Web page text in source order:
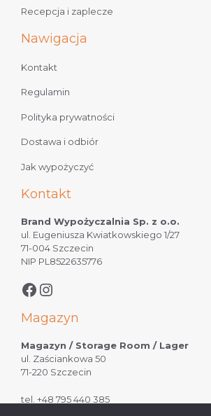
Recepcja i zaplecze
Nawigacja
Kontakt
Regulamin
Polityka prywatności
Dostawa i odbiór
Jak wypożyczyć
Kontakt
Brand Wypożyczalnia Sp. z o.o.
ul. Eugeniusza Kwiatkowskiego 1/27
71-004 Szczecin
NIP PL8522635776
Magazyn
Magazyn / Storage Room / Lager
ul. Zaściankowa 50
71-220 Szczecin
tel. +48 795 440 385